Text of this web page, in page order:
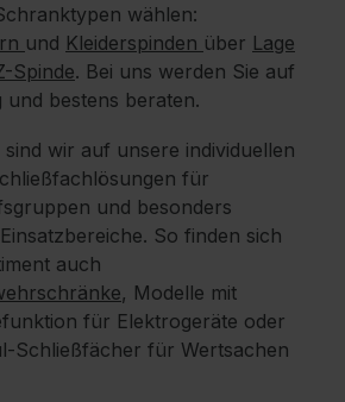
wählen:
und Kleiderspinden über Lage
Spinde. Bei uns werden Sie auf
und bestens beraten.
wir auf unsere individuellen
für
und besonders
So finden sich
auch
, Modelle mit
für Elektrogeräte oder
Schließfächer für Wertsachen